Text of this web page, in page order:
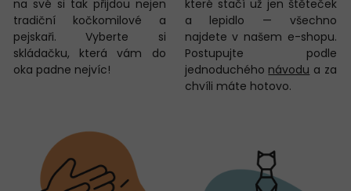
na své si tak přijdou nejen
tradiční kočkomilové a
pejskaři. Vyberte si
skládačku, která vám do
oka padne nejvíc!
které stačí už jen štěteček
a lepidlo — všechno
najdete v našem e-shopu.
Postupujte podle
jednoduchého návodu a za
chvíli máte hotovo.